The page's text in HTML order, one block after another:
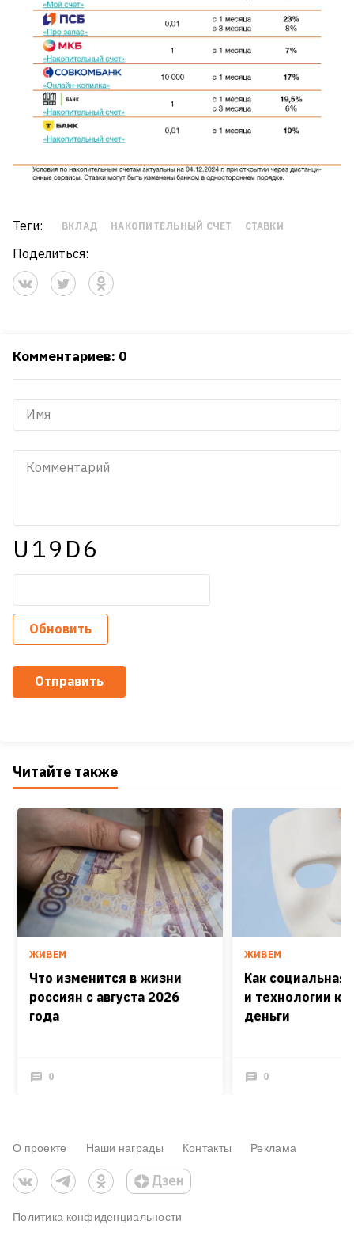
Теги: ВКЛАД НАКОПИТЕЛЬНЫЙ СЧЕТ СТАВКИ
Поделиться:
Комментариев: 0
U19D6
Обновить
Отправить
Читайте также
ЖИВЕМ
Что изменится в жизни
россиян с августа 2026
года
0
ЖИВЕМ
Как
и технологии
деньги
0
О проекте Наши награды Контакты Реклама
Политика конфиденциальности